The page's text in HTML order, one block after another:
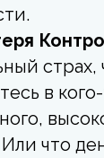
страх,
в
что